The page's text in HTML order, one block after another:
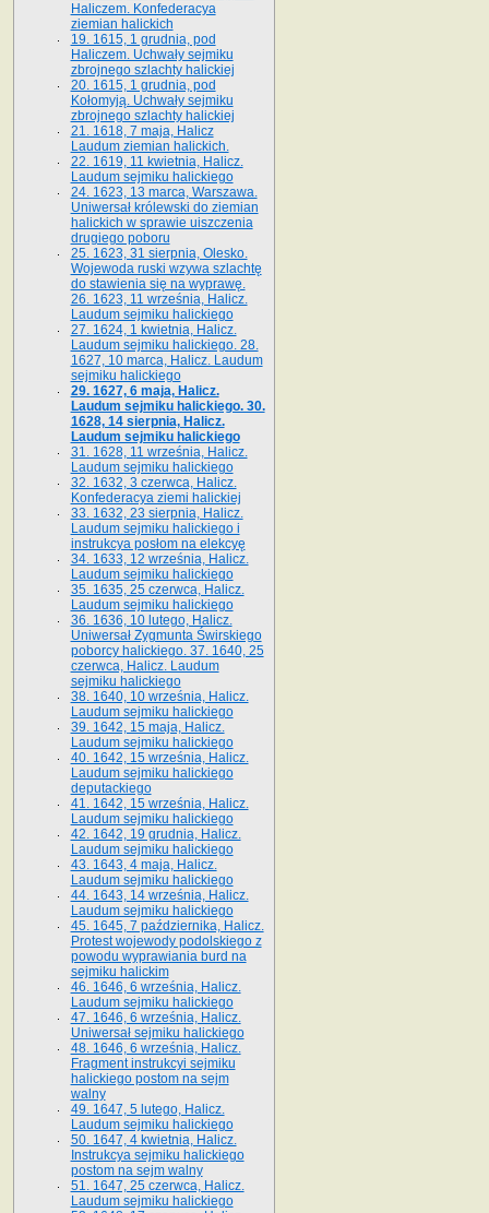
Haliczem. Konfederacya
ziemian halickich
19. 1615, 1 grudnia, pod
Haliczem. Uchwały sejmiku
zbrojnego szlachty halickiej
20. 1615, 1 grudnia, pod
Kołomyją. Uchwały sejmiku
zbrojnego szlachty halickiej
21. 1618, 7 maja, Halicz
Laudum ziemian halickich.
22. 1619, 11 kwietnia, Halicz.
Laudum sejmiku halickiego
24. 1623, 13 marca, Warszawa.
Uniwersał królewski do ziemian
halickich w sprawie uiszczenia
drugiego poboru
25. 1623, 31 sierpnia, Olesko.
Wojewoda ruski wzywa szlachtę
do stawienia się na wyprawę.
26. 1623, 11 września, Halicz.
Laudum sejmiku halickiego
27. 1624, 1 kwietnia, Halicz.
Laudum sejmiku halickiego. 28.
1627, 10 marca, Halicz. Laudum
sejmiku halickiego
29. 1627, 6 maja, Halicz.
Laudum sejmiku halickiego. 30.
1628, 14 sierpnia, Halicz.
Laudum sejmiku halickiego
31. 1628, 11 września, Halicz.
Laudum sejmiku halickiego
32. 1632, 3 czerwca, Halicz.
Konfederacya ziemi halickiej
33. 1632, 23 sierpnia, Halicz.
Laudum sejmiku halickiego i
instrukcya posłom na elekcyę
34. 1633, 12 września, Halicz.
Laudum sejmiku halickiego
35. 1635, 25 czerwca, Halicz.
Laudum sejmiku halickiego
36. 1636, 10 lutego, Halicz.
Uniwersał Zygmunta Świrskiego
poborcy halickiego. 37. 1640, 25
czerwca, Halicz. Laudum
sejmiku halickiego
38. 1640, 10 września, Halicz.
Laudum sejmiku halickiego
39. 1642, 15 maja, Halicz.
Laudum sejmiku halickiego
40. 1642, 15 września, Halicz.
Laudum sejmiku halickiego
deputackiego
41. 1642, 15 września, Halicz.
Laudum sejmiku halickiego
42. 1642, 19 grudnia, Halicz.
Laudum sejmiku halickiego
43. 1643, 4 maja, Halicz.
Laudum sejmiku halickiego
44. 1643, 14 września, Halicz.
Laudum sejmiku halickiego
45. 1645, 7 października, Halicz.
Protest wojewody podolskiego z
powodu wyprawiania burd na
sejmiku halickim
46. 1646, 6 września, Halicz.
Laudum sejmiku halickiego
47. 1646, 6 września, Halicz.
Uniwersał sejmiku halickiego
48. 1646, 6 września, Halicz.
Fragment instrukcyi sejmiku
halickiego postom na sejm
walny
49. 1647, 5 lutego, Halicz.
Laudum sejmiku halickiego
50. 1647, 4 kwietnia, Halicz.
Instrukcya sejmiku halickiego
postom na sejm walny
51. 1647, 25 czerwca, Halicz.
Laudum sejmiku halickiego